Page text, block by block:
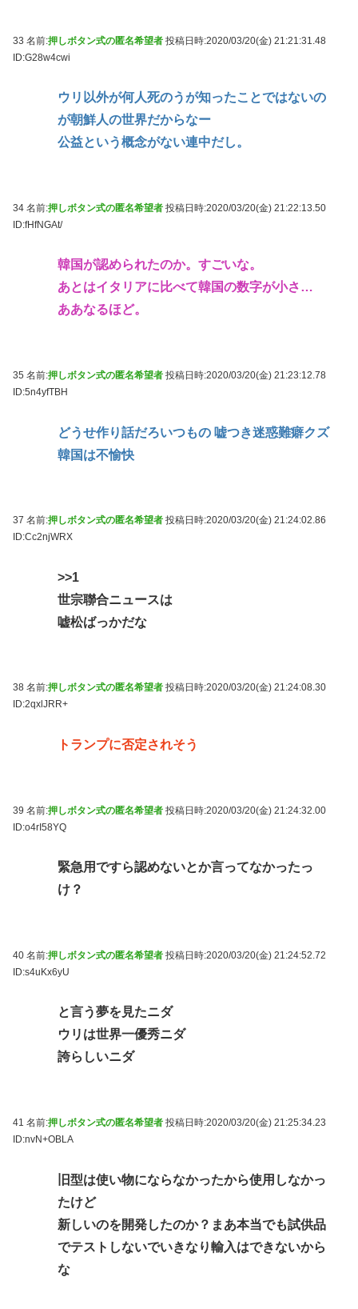
33 名前:押しボタン式の匿名希望者 投稿日時:2020/03/20(金) 21:21:31.48
ID:G28w4cwi
ウリ以外が何人死のうが知ったことではないの
が朝鮮人の世界だからなー
公益という概念がない連中だし。
34 名前:押しボタン式の匿名希望者 投稿日時:2020/03/20(金) 21:22:13.50
ID:fHfNGAt/
韓国が認められたのか。すごいな。
あとはイタリアに比べて韓国の数字が小さ…
ああなるほど。
35 名前:押しボタン式の匿名希望者 投稿日時:2020/03/20(金) 21:23:12.78
ID:5n4yfTBH
どうせ作り話だろいつもの 嘘つき迷惑難癖クズ
韓国は不愉快
37 名前:押しボタン式の匿名希望者 投稿日時:2020/03/20(金) 21:24:02.86
ID:Cc2njWRX
>>1
世宗聯合ニュースは
嘘松ばっかだな
38 名前:押しボタン式の匿名希望者 投稿日時:2020/03/20(金) 21:24:08.30
ID:2qxlJRR+
トランプに否定されそう
39 名前:押しボタン式の匿名希望者 投稿日時:2020/03/20(金) 21:24:32.00
ID:o4rI58YQ
緊急用ですら認めないとか言ってなかったっ
け？
40 名前:押しボタン式の匿名希望者 投稿日時:2020/03/20(金) 21:24:52.72
ID:s4uKx6yU
と言う夢を見たニダ
ウリは世界一優秀ニダ
誇らしいニダ
41 名前:押しボタン式の匿名希望者 投稿日時:2020/03/20(金) 21:25:34.23
ID:nvN+OBLA
旧型は使い物にならなかったから使用しなかっ
たけど
新しいのを開発したのか？まあ本当でも試供品
でテストしないでいきなり輸入はできないから
な